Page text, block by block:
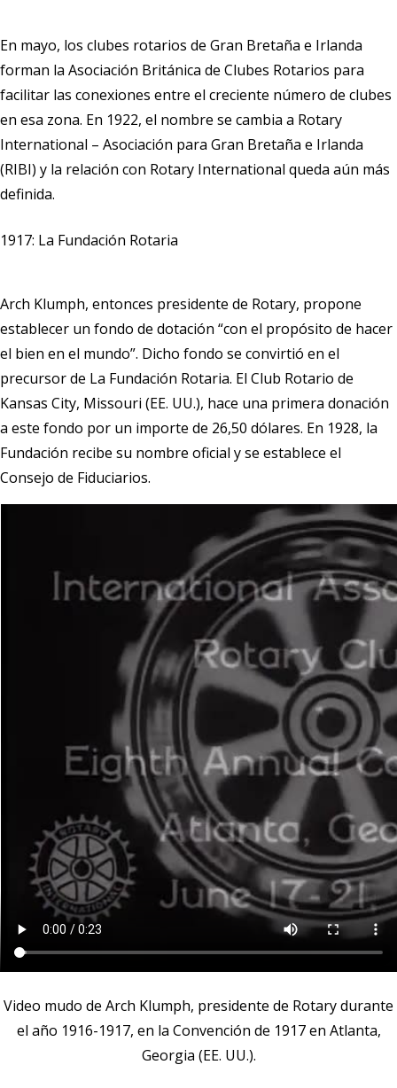
En mayo, los clubes rotarios de Gran Bretaña e Irlanda
forman la Asociación Británica de Clubes Rotarios para
facilitar las conexiones entre el creciente número de clubes
en esa zona. En 1922, el nombre se cambia a Rotary
International – Asociación para Gran Bretaña e Irlanda
(RIBI) y la relación con Rotary International queda aún más
definida.
1917: La Fundación Rotaria
Arch Klumph, entonces presidente de Rotary, propone
establecer un fondo de dotación “con el propósito de hacer
el bien en el mundo”. Dicho fondo se convirtió en el
precursor de La Fundación Rotaria. El Club Rotario de
Kansas City, Missouri (EE. UU.), hace una primera donación
a este fondo por un importe de 26,50 dólares. En 1928, la
Fundación recibe su nombre oficial y se establece el
Consejo de Fiduciarios.
Video mudo de Arch Klumph, presidente de Rotary durante
el año 1916-1917, en la Convención de 1917 en Atlanta,
Georgia (EE. UU.).